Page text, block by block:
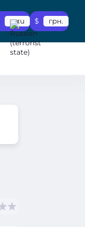
ru $ грн.